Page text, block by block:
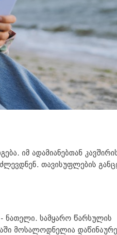
იმ ადამიანებთან
თავისუფლების
ნათელი. სამყარო წარსულის
მოსალოდნელია